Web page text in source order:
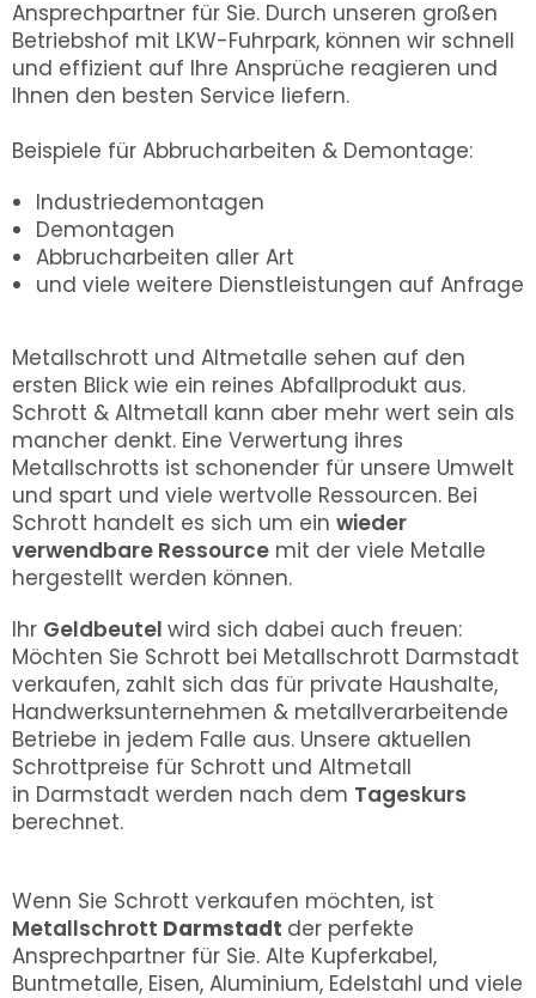
Ansprechpartner für Sie. Durch unseren großen
Betriebshof mit LKW-Fuhrpark, können wir schnell
und effizient auf Ihre Ansprüche reagieren und
Ihnen den besten Service liefern.
Beispiele für Abbrucharbeiten & Demontage:
Industriedemontagen
Demontagen
Abbrucharbeiten aller Art
und viele weitere Dienstleistungen auf Anfrage
Metallschrott und Altmetalle sehen auf den
ersten Blick wie ein reines Abfallprodukt aus.
Schrott & Altmetall kann aber mehr wert sein als
mancher denkt. Eine Verwertung ihres
Metallschrotts ist schonender für unsere Umwelt
und spart und viele wertvolle Ressourcen. Bei
Schrott handelt es sich um ein wieder
verwendbare Ressource mit der viele Metalle
hergestellt werden können.
Ihr Geldbeutel wird sich dabei auch freuen:
Möchten Sie Schrott bei Metallschrott Darmstadt
verkaufen, zahlt sich das für private Haushalte,
Handwerksunternehmen & metallverarbeitende
Betriebe in jedem Falle aus. Unsere aktuellen
Schrottpreise für Schrott und Altmetall
in Darmstadt werden nach dem Tageskurs
berechnet.
Wenn Sie Schrott verkaufen möchten, ist
Metallschrott Darmstadt der perfekte
Ansprechpartner für Sie. Alte Kupferkabel,
Buntmetalle, Eisen, Aluminium, Edelstahl und viele